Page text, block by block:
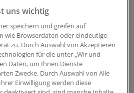
13 bzw. elf Monate.
bei den meisten
abgesetzt und die
zusätzlich kamen
zum Einsatz.
hatten Patienten mit
Haut und Lunge. Melanome
uns wichtig
speichern und greifen auf
wie Browserdaten oder eindeutige
zu. Durch Auswahl von Akzeptieren
für die unter „Wir und
Daten, um Ihnen Dienste
Zwecke. Durch Auswahl von Alle
Einwilligung werden diese